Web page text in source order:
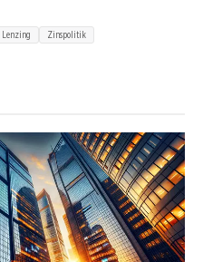
Lenzing Zinspolitik